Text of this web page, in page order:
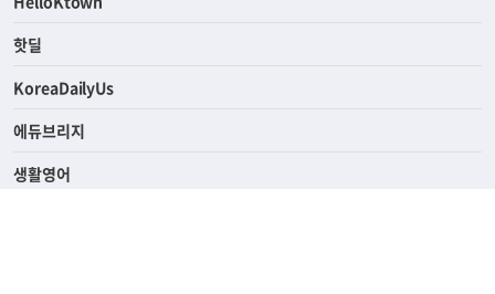
ASK미국
HelloKtown
핫딜
KoreaDailyUs
에듀브리지